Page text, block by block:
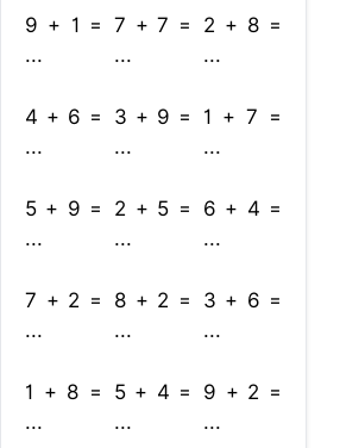
9 + 1 =
...
7 + 7 =
...
2 + 8 =
...
4 + 6 =
...
3 + 9 =
...
1 + 7 =
...
5 + 9 =
...
2 + 5 =
...
6 + 4 =
...
7 + 2 =
...
8 + 2 =
...
3 + 6 =
...
1 + 8 =
...
5 + 4 =
...
9 + 2 =
...